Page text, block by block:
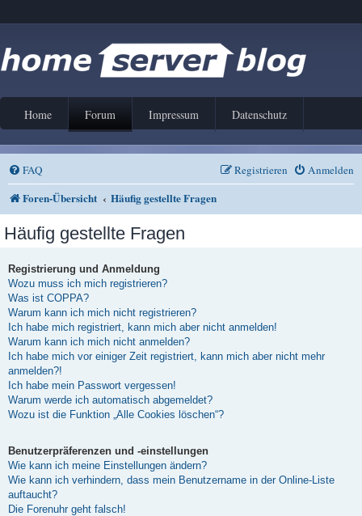
Home Forum Impressum Datenschutz
FAQ Anmelden
Registrieren
Foren-Übersicht Häufig gestellte Fragen
Häufig gestellte Fragen
Registrierung und Anmeldung
Wozu muss ich mich registrieren?
Was ist COPPA?
Warum kann ich mich nicht registrieren?
Ich habe mich registriert, kann mich aber nicht anmelden!
Warum kann ich mich nicht anmelden?
Ich habe mich vor einiger Zeit registriert, kann mich aber nicht mehr
anmelden?!
Ich habe mein Passwort vergessen!
Warum werde ich automatisch abgemeldet?
Wozu ist die Funktion „Alle Cookies löschen“?
Benutzerpräferenzen und -einstellungen
Wie kann ich meine Einstellungen ändern?
Wie kann ich verhindern, dass mein Benutzername in der Online-Liste
auftaucht?
Die Forenuhr geht falsch!